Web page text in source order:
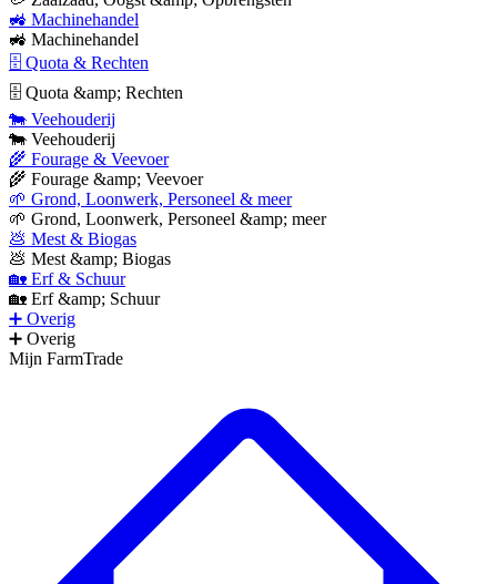
🚜 Machinehandel
🚜 Machinehandel
🗄 Quota & Rechten
🗄 Quota &amp; Rechten
🐄 Veehouderij
🐄 Veehouderij
🌾 Fourage & Veevoer
🌾 Fourage &amp; Veevoer
🌱 Grond, Loonwerk, Personeel & meer
🌱 Grond, Loonwerk, Personeel &amp; meer
💩 Mest & Biogas
💩 Mest &amp; Biogas
🏡 Erf & Schuur
🏡 Erf &amp; Schuur
➕ Overig
➕ Overig
Mijn FarmTrade